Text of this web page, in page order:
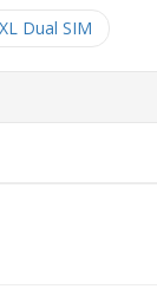
Dual SIM